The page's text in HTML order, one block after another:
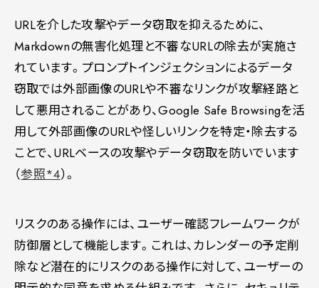
URLを介した攻撃やデータ窃取を抑えるために、
Markdownの無害化処理と不審なURLの除去が実施さ
れています。プロンプトインジェクションによるデータ
窃取では外部画像のURLや不審なリンクが攻撃経路と
して悪用されることがあり、Google Safe Browsingを活
用して外部画像のURLや怪しいリンクを特定・除去する
ことで、URLベースの攻撃やデータ窃取を防いでいます
（参照*4）。
リスクのある操作には、ユーザー確認フレームワークが
防御層として機能します。これは、カレンダーの予定削
除など潜在的にリスクのある操作に対して、ユーザーの